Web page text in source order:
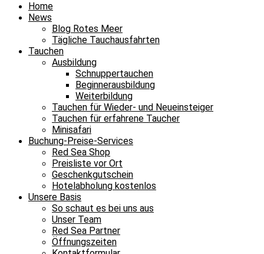
Home
News
Blog Rotes Meer
Tägliche Tauchausfahrten
Tauchen
Ausbildung
Schnuppertauchen
Beginnerausbildung
Weiterbildung
Tauchen für Wieder- und Neueinsteiger
Tauchen für erfahrene Taucher
Minisafari
Buchung-Preise-Services
Red Sea Shop
Preisliste vor Ort
Geschenkgutschein
Hotelabholung kostenlos
Unsere Basis
So schaut es bei uns aus
Unser Team
Red Sea Partner
Öffnungszeiten